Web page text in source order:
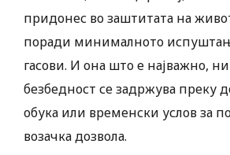
придонес во заштитата на
поради минималното
гасови. И она што е најважно,
безбедност се задржува преку
обука или временски услов за
возачка дозвола.